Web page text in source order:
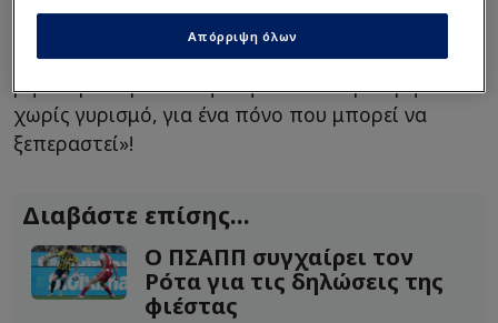
Και κάτι τελευταίο. Θέλω να αναφερθώ σε όλους
αυτούς που παλεύουν πραγματικά μέσα τους. Να
μην πάρουν μια απόφαση που είναι μόνιμη και
χωρίς γυρισμό, για ένα πόνο που μπορεί να
ξεπεραστεί»!
Διαβάστε επίσης...
Ο ΠΣΑΠΠ συγχαίρει τον
Ρότα για τις δηλώσεις της
φιέστας
Απόρριψη όλων